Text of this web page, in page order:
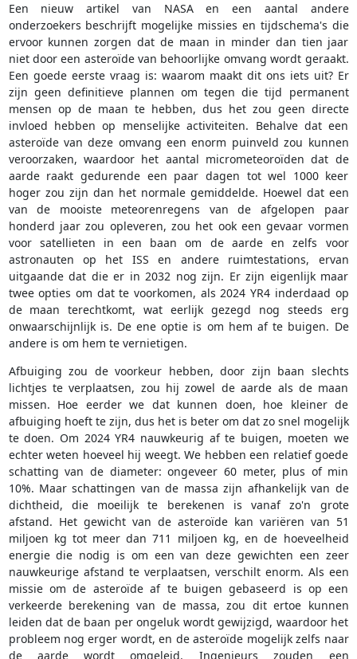
Een nieuw artikel van NASA en een aantal andere
onderzoekers beschrijft mogelijke missies en tijdschema's die
ervoor kunnen zorgen dat de maan in minder dan tien jaar
niet door een asteroïde van behoorlijke omvang wordt geraakt.
Een goede eerste vraag is: waarom maakt dit ons iets uit? Er
zijn geen definitieve plannen om tegen die tijd permanent
mensen op de maan te hebben, dus het zou geen directe
invloed hebben op menselijke activiteiten. Behalve dat een
asteroïde van deze omvang een enorm puinveld zou kunnen
veroorzaken, waardoor het aantal micrometeoroïden dat de
aarde raakt gedurende een paar dagen tot wel 1000 keer
hoger zou zijn dan het normale gemiddelde. Hoewel dat een
van de mooiste meteorenregens van de afgelopen paar
honderd jaar zou opleveren, zou het ook een gevaar vormen
voor satellieten in een baan om de aarde en zelfs voor
astronauten op het ISS en andere ruimtestations, ervan
uitgaande dat die er in 2032 nog zijn. Er zijn eigenlijk maar
twee opties om dat te voorkomen, als 2024 YR4 inderdaad op
de maan terechtkomt, wat eerlijk gezegd nog steeds erg
onwaarschijnlijk is. De ene optie is om hem af te buigen. De
andere is om hem te vernietigen.
Afbuiging zou de voorkeur hebben, door zijn baan slechts
lichtjes te verplaatsen, zou hij zowel de aarde als de maan
missen. Hoe eerder we dat kunnen doen, hoe kleiner de
afbuiging hoeft te zijn, dus het is beter om dat zo snel mogelijk
te doen. Om 2024 YR4 nauwkeurig af te buigen, moeten we
echter weten hoeveel hij weegt. We hebben een relatief goede
schatting van de diameter: ongeveer 60 meter, plus of min
10%. Maar schattingen van de massa zijn afhankelijk van de
dichtheid, die moeilijk te berekenen is vanaf zo'n grote
afstand. Het gewicht van de asteroïde kan variëren van 51
miljoen kg tot meer dan 711 miljoen kg, en de hoeveelheid
energie die nodig is om een van deze gewichten een zeer
nauwkeurige afstand te verplaatsen, verschilt enorm. Als een
missie om de asteroïde af te buigen gebaseerd is op een
verkeerde berekening van de massa, zou dit ertoe kunnen
leiden dat de baan per ongeluk wordt gewijzigd, waardoor het
probleem nog erger wordt, en de asteroïde mogelijk zelfs naar
de aarde wordt omgeleid. Ingenieurs zouden een